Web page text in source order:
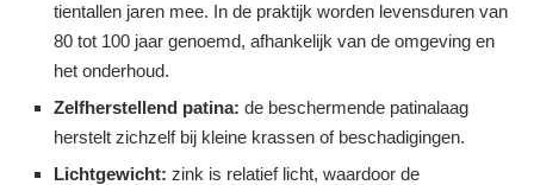
tientallen jaren mee. In de praktijk worden levensduren van
80 tot 100 jaar genoemd, afhankelijk van de omgeving en
het onderhoud.
Zelfherstellend patina: de beschermende patinalaag
herstelt zichzelf bij kleine krassen of beschadigingen.
Lichtgewicht: zink is relatief licht, waardoor de